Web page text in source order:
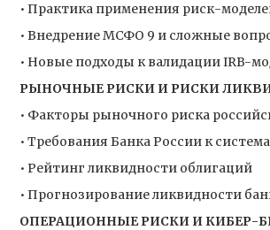
• Практика применения риск-
• Внедрение МСФО 9 и сложные
• Новые подходы к валидации IRB-
РЫНОЧНЫЕ РИСКИ И РИСКИ
• Факторы рыночного риска
• Требования Банка России к
• Рейтинг ликвидности облигаций
• Прогнозирование ликвидности
ОПЕРАЦИОННЫЕ РИСКИ И КИБЕР-